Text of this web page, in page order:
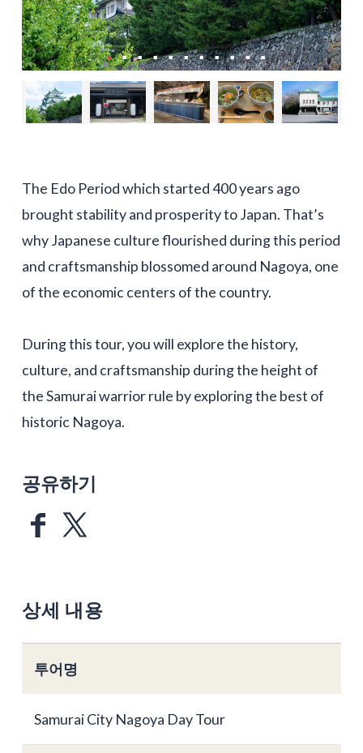
The Edo Period which started 400 years ago
brought stability and prosperity to Japan. That’s
why Japanese culture flourished during this period
and craftsmanship blossomed around Nagoya, one
of the economic centers of the country.
During this tour, you will explore the history,
culture, and craftsmanship during the height of
the Samurai warrior rule by exploring the best of
historic Nagoya.
공유하기
상세 내용
투어명
Samurai City Nagoya Day Tour